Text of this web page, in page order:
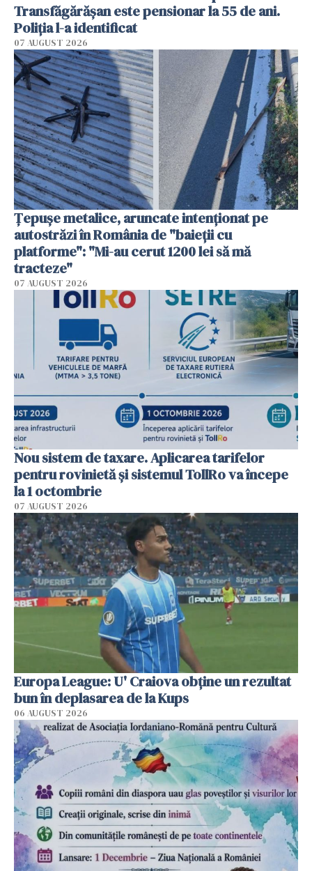
Transfăgărășan este pensionar la 55 de ani.
Poliția l-a identificat
07 AUGUST 2026
Țepușe metalice, aruncate intenționat pe
autostrăzi în România de "baieții cu
platforme": "Mi-au cerut 1200 lei să mă
tracteze"
07 AUGUST 2026
Nou sistem de taxare. Aplicarea tarifelor
pentru rovinietă şi sistemul TollRo va începe
la 1 octombrie
07 AUGUST 2026
Europa League: U' Craiova obține un rezultat
bun în deplasarea de la Kups
06 AUGUST 2026